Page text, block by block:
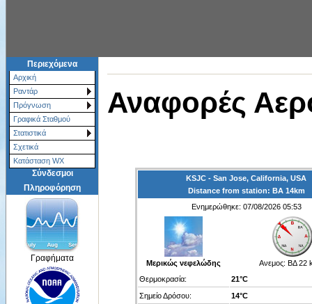
Περιεχόμενα
Αρχική
Ραντάρ
Πρόγνωση
Γραφικά Σταθμού
Στατιστικά
Σχετικά
Κατάσταση WX
Σύνδεσμοι
Πληροφόρηση
Γραφήματα
Αναφορές
KSJC - San Jose, California, USA
Distance from station: ΒΑ 14km
Ενημερώθηκε: 07/08/2026 05:53
Μερικώς νεφελώδης Ανεμος: ΒΔ 22
Θερμοκρασία:
21°C
Σημείο Δρόσου:
14°C